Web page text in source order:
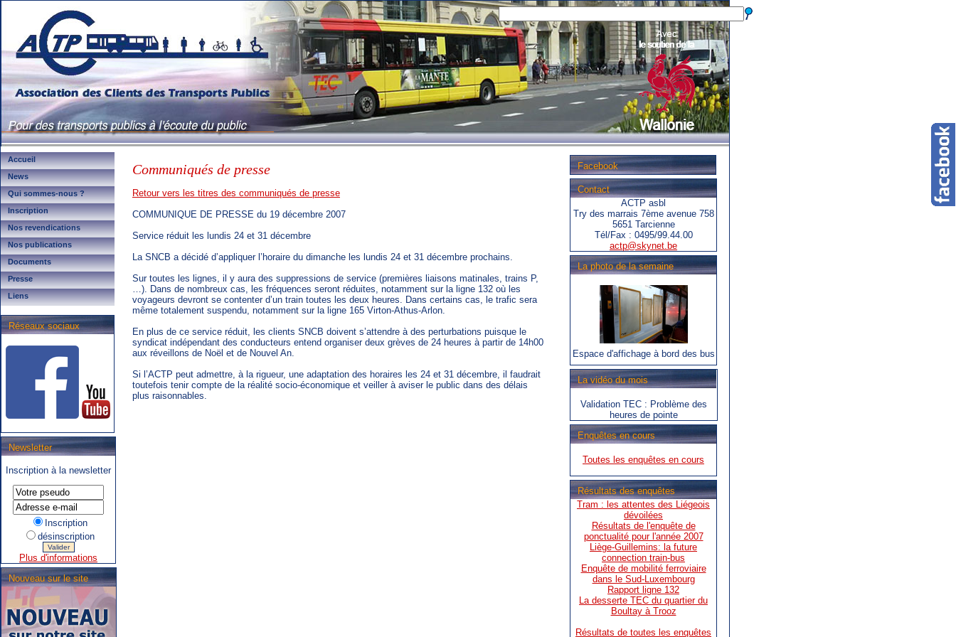
Accueil
News
Qui sommes-nous ?
Inscription
Nos revendications
Nos publications
Documents
Presse
Liens
Réseaux sociaux
Newsletter
Inscription à la newsletter
Inscription
désinscription
Plus d'informations
Nouveau sur le site
.SNCB - TEC : Système de
correspondance ARIbus.
Communiqués de presse
Retour vers les titres des communiqués de presse
COMMUNIQUE DE PRESSE du 19 décembre 2007
Service réduit les lundis 24 et 31 décembre
La SNCB a décidé d’appliquer l’horaire du dimanche les lundis 24 et 31 décembre prochains.
Sur toutes les lignes, il y aura des suppressions de service (premières liaisons matinales, trains P,
…). Dans de nombreux cas, les fréquences seront réduites, notamment sur la ligne 132 où les
voyageurs devront se contenter d’un train toutes les deux heures. Dans certains cas, le trafic sera
même totalement suspendu, notamment sur la ligne 165 Virton-Athus-Arlon.
En plus de ce service réduit, les clients SNCB doivent s’attendre à des perturbations puisque le
syndicat indépendant des conducteurs entend organiser deux grèves de 24 heures à partir de 14h00
aux réveillons de Noël et de Nouvel An.
Si l’ACTP peut admettre, à la rigueur, une adaptation des horaires les 24 et 31 décembre, il faudrait
toutefois tenir compte de la réalité socio-économique et veiller à aviser le public dans des délais
plus raisonnables.
Facebook
Contact
ACTP asbl
Try des marrais 7ème avenue 758
5651 Tarcienne
Tél/Fax : 0495/99.44.00
actp@skynet.be
La photo de la semaine
Espace d'affichage à bord des bus
La vidéo du mois
Validation TEC : Problème des
heures de pointe
Enquêtes en cours
Toutes les enquêtes en cours
Résultats des enquêtes
Tram : les attentes des Liégeois
dévoilées
Résultats de l'enquête de
ponctualité pour l'année 2007
Liège-Guillemins: la future
connection train-bus
Enquête de mobilité ferroviaire
dans le Sud-Luxembourg
Rapport ligne 132
La desserte TEC du quartier du
Boultay à Trooz
Résultats de toutes les enquêtes